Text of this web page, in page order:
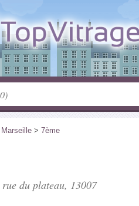
Marseille > 7ème
rue du plateau, 13007